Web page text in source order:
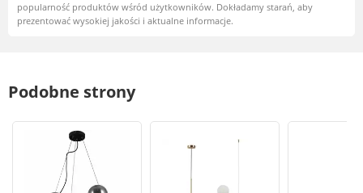
popularność produktów wśród użytkowników. Dokładamy starań, aby
prezentować wysokiej jakości i aktualne informacje.
Podobne strony